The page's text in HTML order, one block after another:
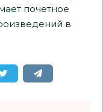
почетное
в